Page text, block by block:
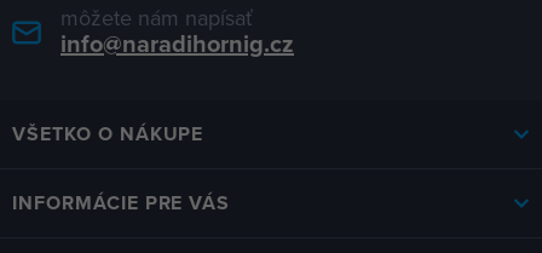
môžete nám napísať
info@naradihornig.cz
VŠETKO O NÁKUPE
INFORMÁCIE PRE VÁS